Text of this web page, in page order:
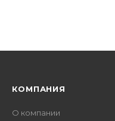
КОМПАНИЯ
О компании